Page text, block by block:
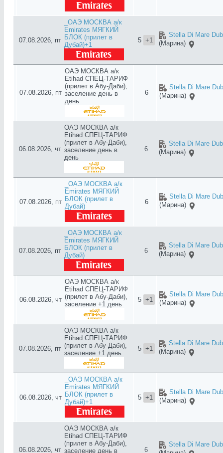
07.08.2026, пт
_ОАЭ МОСКВА а/к
Emirates МЯГКИЙ
БЛОК (прилет в
Дубай)+1
5 +1
Stella Di Mare
(Марина)
07.08.2026, пт
ОАЭ МОСКВА а/к
Etihad СПЕЦ-ТАРИФ
(прилет в Абу-Даби),
заселение день в
день
6
Stella Di Mare
(Марина)
06.08.2026, чт
ОАЭ МОСКВА а/к
Etihad СПЕЦ-ТАРИФ
(прилет в Абу-Даби),
заселение день в
день
6
Stella Di Mare
(Марина)
07.08.2026, пт
_ОАЭ МОСКВА а/к
Emirates МЯГКИЙ
БЛОК (прилет в
Дубай)
6
Stella Di Mare
(Марина)
07.08.2026, пт
_ОАЭ МОСКВА а/к
Emirates МЯГКИЙ
БЛОК (прилет в
Дубай)
6
Stella Di Mare
(Марина)
06.08.2026, чт
ОАЭ МОСКВА а/к
Etihad СПЕЦ-ТАРИФ
(прилет в Абу-Даби),
заселение +1 день
5 +1
Stella Di Mare
(Марина)
07.08.2026, пт
ОАЭ МОСКВА а/к
Etihad СПЕЦ-ТАРИФ
(прилет в Абу-Даби),
заселение +1 день
5 +1
Stella Di Mare
(Марина)
06.08.2026, чт
_ОАЭ МОСКВА а/к
Emirates МЯГКИЙ
БЛОК (прилет в
Дубай)+1
5 +1
Stella Di Mare
(Марина)
06.08.2026, чт
ОАЭ МОСКВА а/к
Etihad СПЕЦ-ТАРИФ
(прилет в Абу-Даби),
заселение день в
6
Stella Di Mare